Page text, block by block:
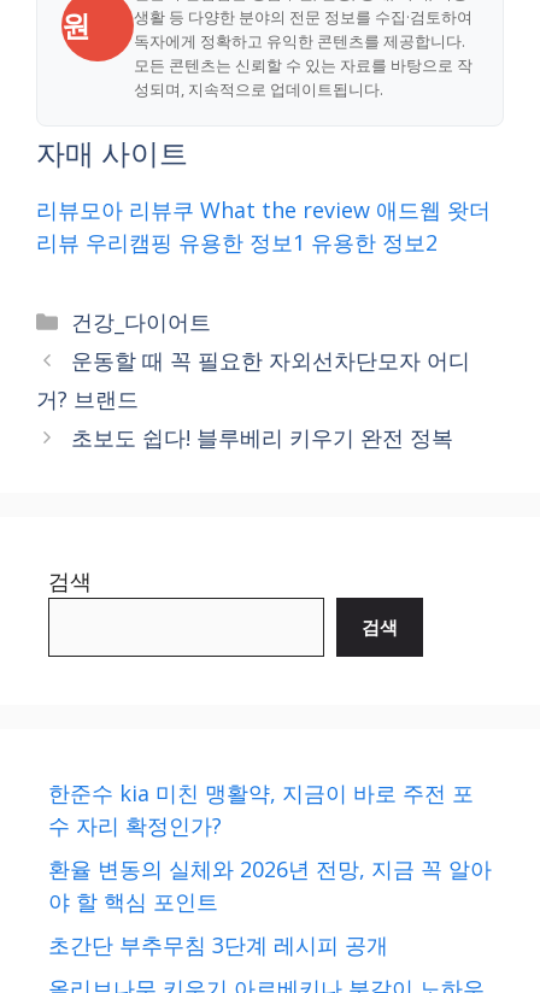
원
생활 등 다양한 분야의 전문 정보를 수집·검토하여
독자에게 정확하고 유익한 콘텐츠를 제공합니다.
모든 콘텐츠는 신뢰할 수 있는 자료를 바탕으로 작
성되며, 지속적으로 업데이트됩니다.
자매 사이트
리뷰모아 리뷰쿠 What the review 애드웹 왓더
리뷰 우리캠핑 유용한 정보1 유용한 정보2
Categories
건강_다이어트
운동할 때 꼭 필요한 자외선차단모자 어디
거? 브랜드
초보도 쉽다! 블루베리 키우기 완전 정복
검색
검색
한준수 kia 미친 맹활약, 지금이 바로 주전 포
수 자리 확정인가?
환율 변동의 실체와 2026년 전망, 지금 꼭 알아
야 할 핵심 포인트
초간단 부추무침 3단계 레시피 공개